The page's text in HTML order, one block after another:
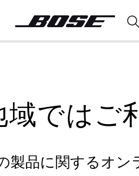
ではご
品に関するオン